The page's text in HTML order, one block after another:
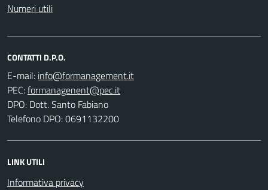
Numeri utili
CONTATTI D.P.O.
E-mail:
PEC:
DPO: Dott. Santo Fabiano
Telefono DPO: 0691132200
LINK UTILI
Informativa privacy